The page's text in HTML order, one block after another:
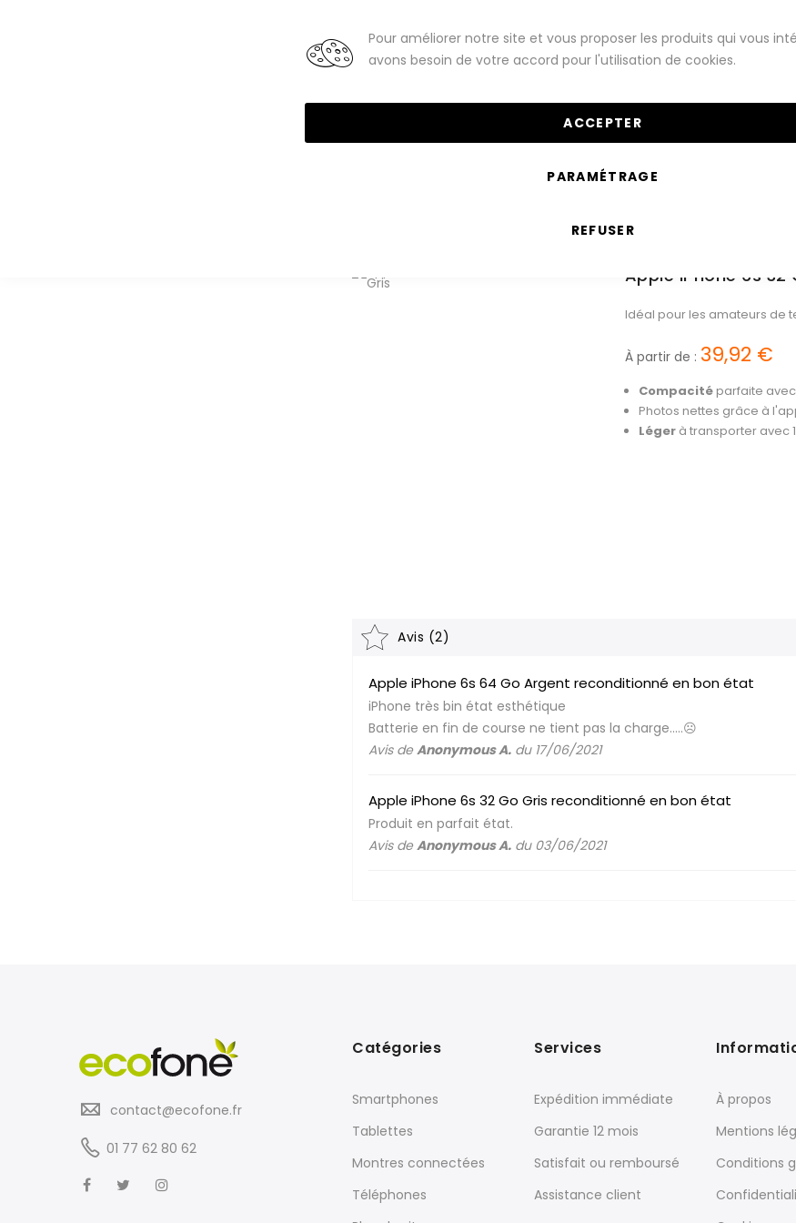
Pour améliorer notre site et vous proposer les produits qui vous
avons besoin de votre accord pour l'utilisation de cookies.
ACCEPTER
PARAMÉTRAGE
REFUSER
Montres Connectées Téléphones
iPhone 6S reconditionnés
Apple iPhone 6s 32
Idéal pour les amateurs de
À partir de : 39,92 €
Compacitéparfaite avec
Photos nettes grâce à
Légerà transporter avec
Avis (2)
Apple iPhone 6s 64 Go Argent reconditionné en bon état
iPhone très bin état esthétique
Batterie en fin de course ne tient pas la charge.....☹️
Avis de Anonymous A. du 17/06/2021
Apple iPhone 6s 32 Go Gris reconditionné en bon état
Produit en parfait état.
Avis de Anonymous A. du 03/06/2021
contact@ecofone.fr
01 77 62 80 62
Catégories
Smartphones
Tablettes
Montres connectées
Téléphones
Services
Expédition immédiate
Garantie 12 mois
Satisfait ou remboursé
Assistance client
À propos
Mentions
Conditions